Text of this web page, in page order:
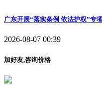
广东开展“落实条例 依法护权”专
2026-08-07 00:39
加好友,咨询价格